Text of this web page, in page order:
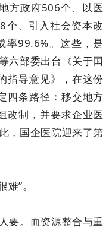
方政府506个、以医
个、引入社会资本改
率99.6%。这些，是
六部委出台《关于国
指导意见》，在这份
四条路径：移交地方
改制，并要求企业医
，国企医院迎来了第
”。
要。而资源整合与重